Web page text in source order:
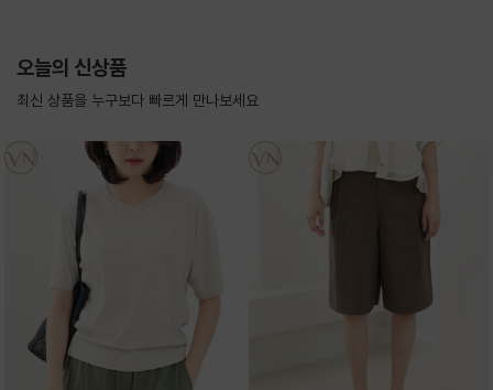
오늘의 신상품
최신 상품을 누구보다 빠르게 만나보세요